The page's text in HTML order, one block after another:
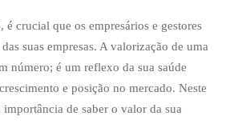
é crucial que os empresários e gestores
suas empresas. A valorização de uma
número; é um reflexo da sua saúde
e posição no mercado. Neste
de saber o valor da sua